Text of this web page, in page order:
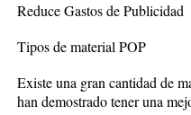
Reduce Gastos de Publicidad
Tipos de material POP
Existe una gran cantidad de
han demostrado tener una